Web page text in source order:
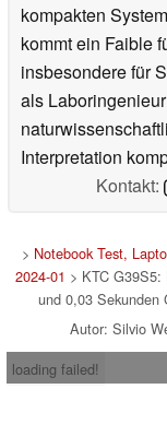
kompakten
kommt ein Faible
insbesondere für
als
Interpretation
Kontakt:
> Notebook Test,
2024-01 > KTC
und 0,03 Sekunden
Autor: Silvio
loading failed!